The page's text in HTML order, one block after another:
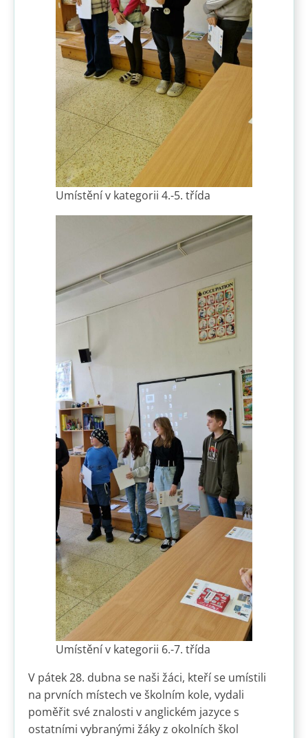
Umístění v kategorii 4.-5. třída
Umístění v kategorii 6.-7. třída
V pátek 28. dubna se naši žáci, kteří se umístili
na prvních místech ve školním kole, vydali
poměřit své znalosti v anglickém jazyce s
ostatními vybranými žáky z okolních škol